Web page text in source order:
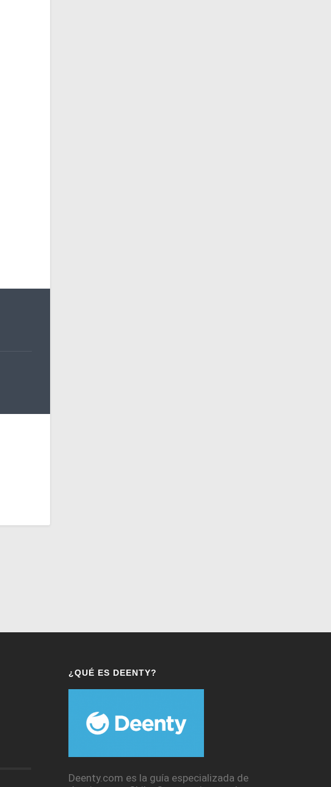
¿QUÉ ES DEENTY?
Deenty.com es la guía especializada de